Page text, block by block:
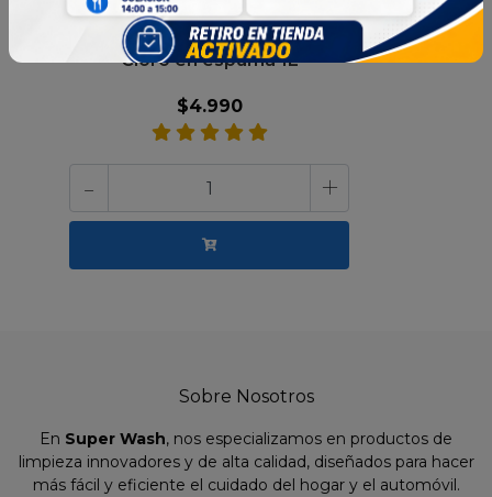
Cloro en espuma 1L
$4.990
- +
Sobre Nosotros
En Super Wash, nos especializamos en productos de
limpieza innovadores y de alta calidad, diseñados para hacer
más fácil y eficiente el cuidado del hogar y el automóvil.